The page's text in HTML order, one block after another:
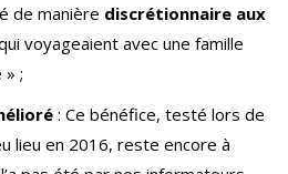
de manière discrétionnaire aux
voyageaient avec une famille
;
: Ce bénéfice, testé lors de
lieu en 2016, reste encore à